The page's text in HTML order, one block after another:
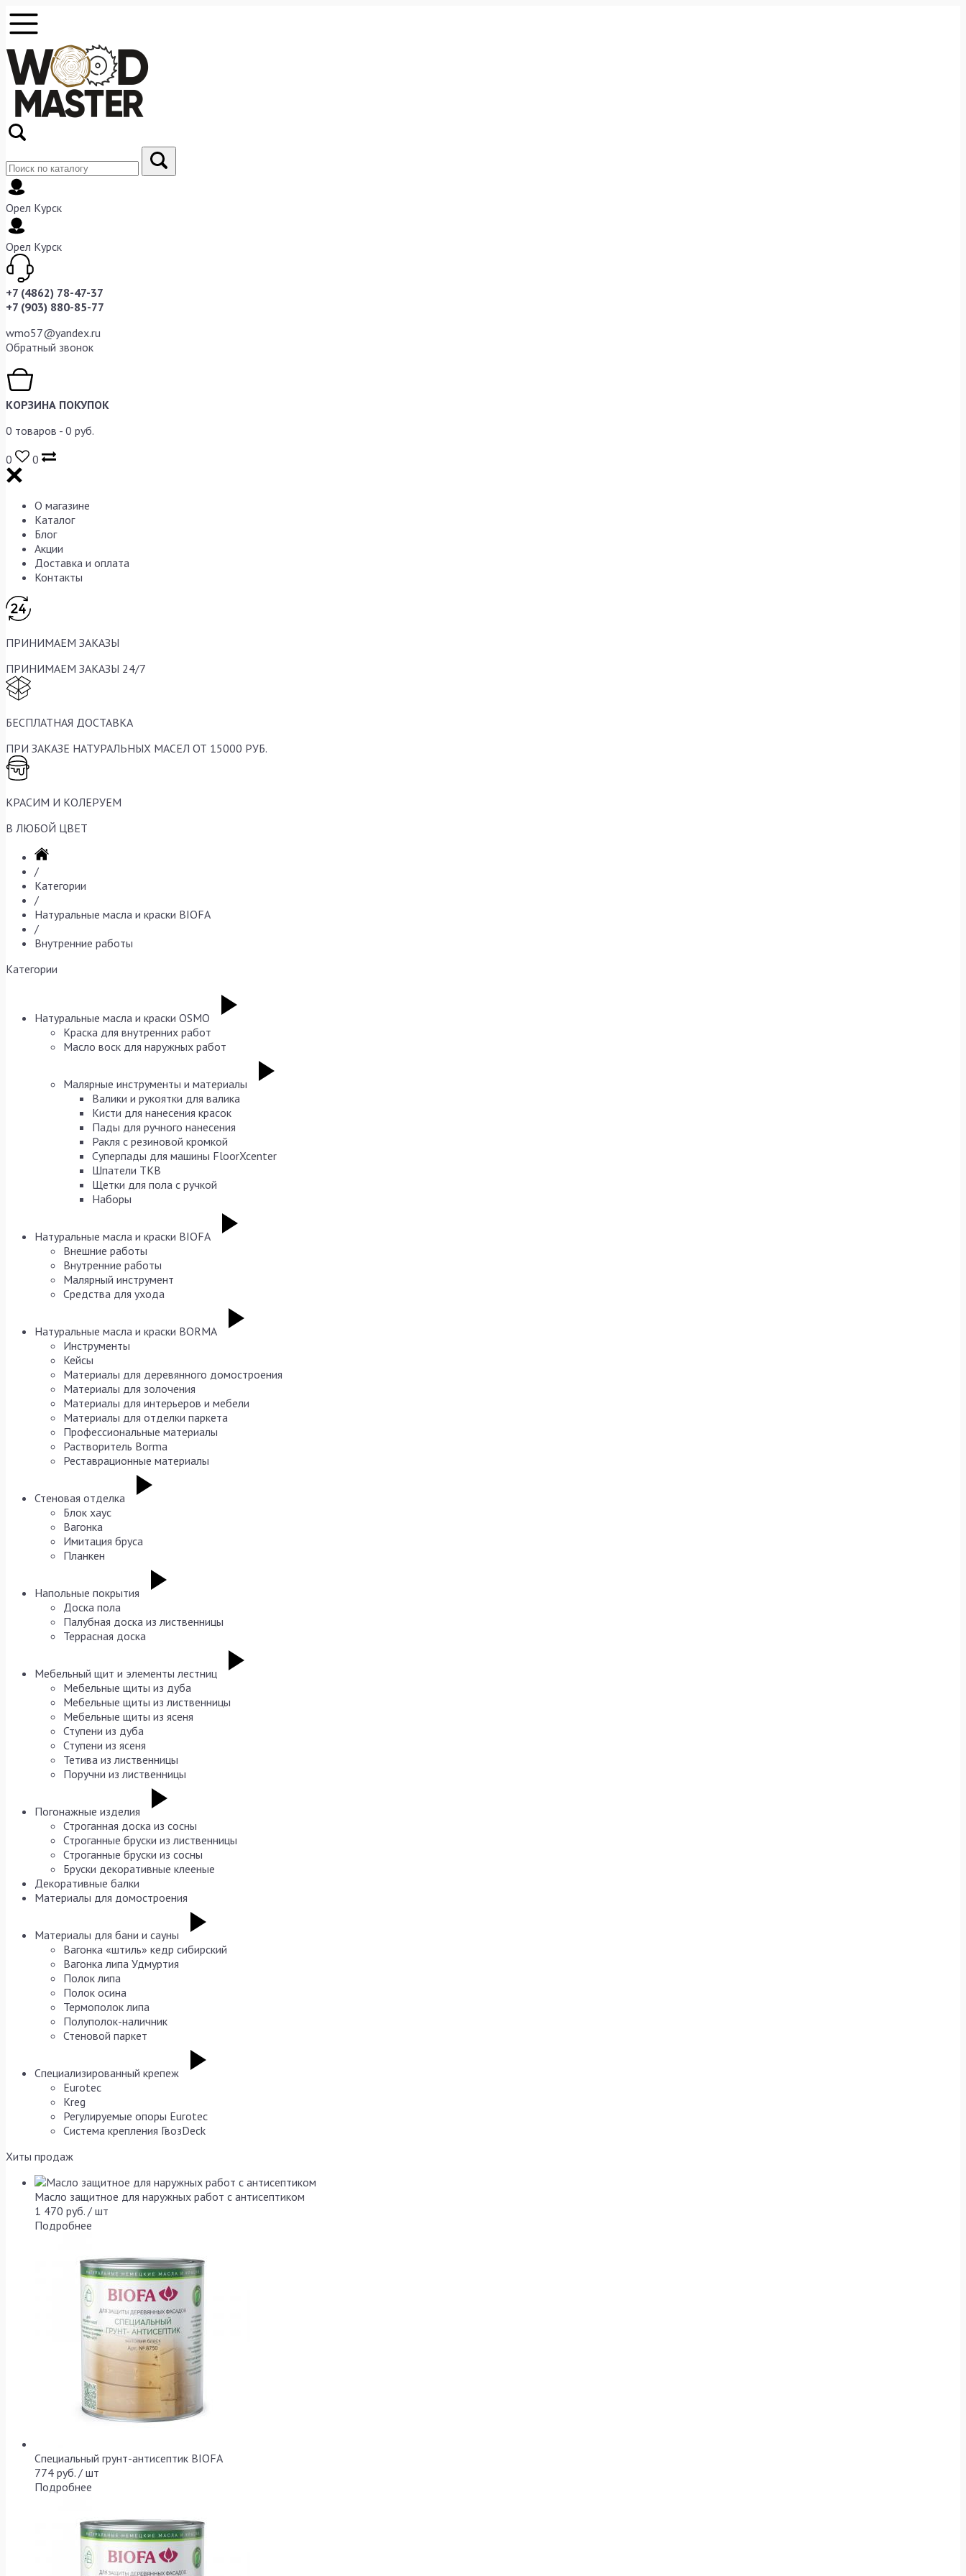
Орел Курск
Орел Курск
+7 (4862) 78-47-37
+7 (903) 880-85-77
wmo57@yandex.ru
Обратный звонок
КОРЗИНА ПОКУПОК
0 товаров - 0 руб.
0
0
О магазине
Каталог
Блог
Акции
Доставка и оплата
Контакты
ПРИНИМАЕМ ЗАКАЗЫ
ПРИНИМАЕМ ЗАКАЗЫ 24/7
БЕСПЛАТНАЯ ДОСТАВКА
ПРИ ЗАКАЗЕ НАТУРАЛЬНЫХ МАСЕЛ ОТ 15000 РУБ.
КРАСИМ И КОЛЕРУЕМ
В ЛЮБОЙ ЦВЕТ
/
Категории
/
Натуральные масла и краски BIOFA
/
Внутренние работы
Категории
Натуральные масла и краски OSMO
Краска для внутренних работ
Масло воск для наружных работ
Малярные инструменты и материалы
Валики и рукоятки для валика
Кисти для нанесения красок
Пады для ручного нанесения
Ракля с резиновой кромкой
Суперпады для машины FloorXcenter
Шпатели TKB
Щетки для пола с ручкой
Наборы
Натуральные масла и краски BIOFA
Внешние работы
Внутренние работы
Малярный инструмент
Средства для ухода
Натуральные масла и краски BORMA
Инструменты
Кейсы
Материалы для деревянного домостроения
Материалы для золочения
Материалы для интерьеров и мебели
Материалы для отделки паркета
Профессиональные материалы
Растворитель Borma
Реставрационные материалы
Стеновая отделка
Блок хаус
Вагонка
Имитация бруса
Планкен
Напольные покрытия
Доска пола
Палубная доска из лиственницы
Террасная доска
Мебельный щит и элементы лестниц
Мебельные щиты из дуба
Мебельные щиты из лиственницы
Мебельные щиты из ясеня
Ступени из дуба
Ступени из ясеня
Тетива из лиственницы
Поручни из лиственницы
Погонажные изделия
Строганная доска из сосны
Строганные бруски из лиственницы
Строганные бруски из сосны
Бруски декоративные клееные
Декоративные балки
Материалы для домостроения
Материалы для бани и сауны
Вагонка «штиль» кедр сибирский
Вагонка липа Удмуртия
Полок липа
Полок осина
Термополок липа
Полуполок-наличник
Стеновой паркет
Специализированный крепеж
Eurotec
Kreg
Регулируемые опоры Eurotec
Система крепления ГвозDeck
Хиты продаж
Масло защитное для наружных работ с антисептиком
1 470 руб. / шт
Подробнее
Специальный грунт-антисептик BIOFA
774 руб. / шт
Подробнее